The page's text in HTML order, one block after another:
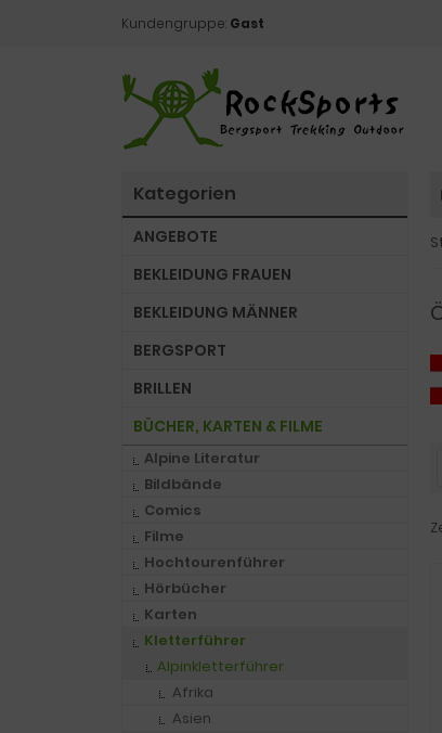
Kundengruppe: Gast
Kategorien
ANGEBOTE
BEKLEIDUNG FRAUEN
BEKLEIDUNG MÄNNER
BERGSPORT
BRILLEN
BÜCHER, KARTEN & FILME
Alpine Literatur
Bildbände
Comics
Filme
Hochtourenführer
Hörbücher
Karten
Kletterführer
Alpinkletterführer
Afrika
Asien